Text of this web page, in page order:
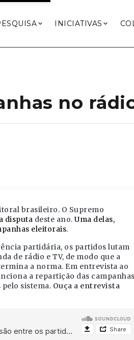
INICIATIVAS
no
brasileiro. O Supremo
disputa deste ano. Uma delas,
eleitorais.
partidária, os partidos lutam
de rádio e TV, de modo que a
a norma. Em entrevista ao
a repartição das campanhas
sistema. Ouça a entrevista